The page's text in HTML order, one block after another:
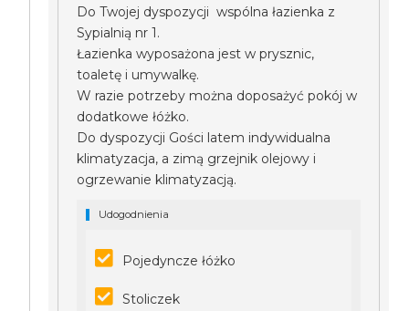
Do Twojej dyspozycji wspólna łazienka z
Sypialnią nr 1.
Łazienka wyposażona jest w prysznic,
toaletę i umywalkę.
W razie potrzeby można doposażyć pokój w
dodatkowe łóżko.
Do dyspozycji Gości latem indywidualna
klimatyzacja, a zimą grzejnik olejowy i
ogrzewanie klimatyzacją.
Udogodnienia
Pojedyncze łóżko
Stoliczek